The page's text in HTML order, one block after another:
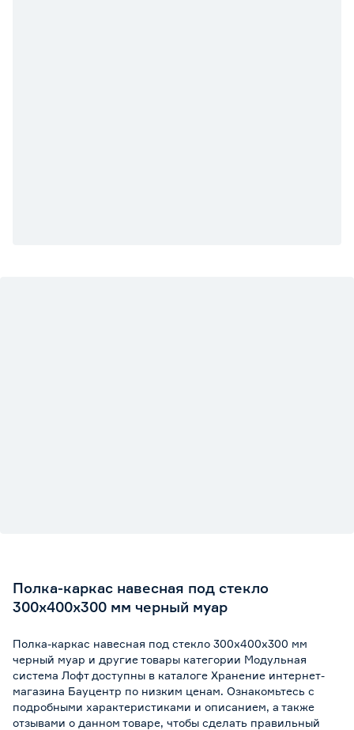
Полка-каркас навесная под стекло
300х400х300 мм черный муар
Полка-каркас навесная под стекло 300х400х300 мм
черный муар и другие товары категории Модульная
система Лофт доступны в каталоге Хранение интернет-
магазина Бауцентр по низким ценам. Ознакомьтесь с
подробными характеристиками и описанием, а также
отзывами о данном товаре, чтобы сделать правильный